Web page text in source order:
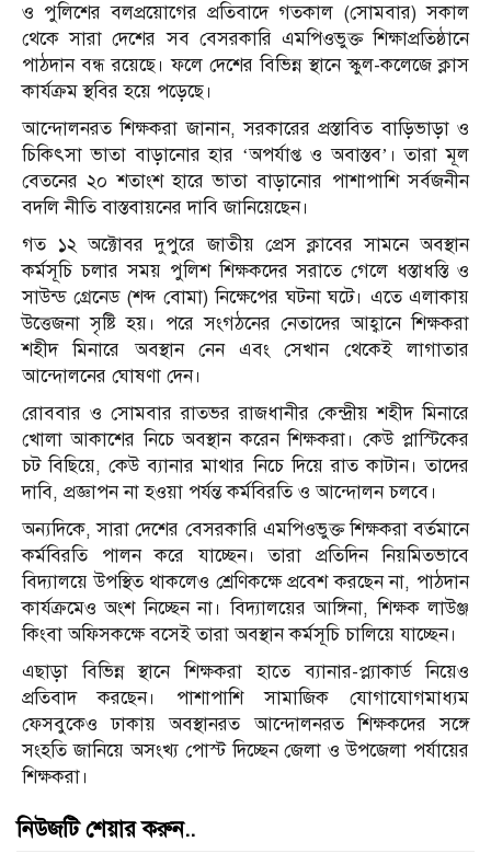
ও পুলিশের বলপ্রয়োগের প্রতিবাদে গতকাল (সোমবার) সকাল
থেকে সারা দেশের সব বেসরকারি এমপিওভুক্ত শিক্ষাপ্রতিষ্ঠানে
পাঠদান বন্ধ রয়েছে। ফলে দেশের বিভিন্ন স্থানে স্কুল-কলেজে ক্লাস
কার্যক্রম স্থবির হয়ে পড়েছে।
আন্দোলনরত শিক্ষকরা জানান, সরকারের প্রস্তাবিত বাড়িভাড়া ও
চিকিৎসা ভাতা বাড়ানোর হার ‘অপর্যাপ্ত ও অবাস্তব’। তারা মূল
বেতনের ২০ শতাংশ হারে ভাতা বাড়ানোর পাশাপাশি সর্বজনীন
বদলি নীতি বাস্তবায়নের দাবি জানিয়েছেন।
গত ১২ অক্টোবর দুপুরে জাতীয় প্রেস ক্লাবের সামনে অবস্থান
কর্মসূচি চলার সময় পুলিশ শিক্ষকদের সরাতে গেলে ধস্তাধস্তি ও
সাউন্ড গ্রেনেড (শব্দ বোমা) নিক্ষেপের ঘটনা ঘটে। এতে এলাকায়
উত্তেজনা সৃষ্টি হয়। পরে সংগঠনের নেতাদের আহ্বানে শিক্ষকরা
শহীদ মিনারে অবস্থান নেন এবং সেখান থেকেই লাগাতার
আন্দোলনের ঘোষণা দেন।
রোববার ও সোমবার রাতভর রাজধানীর কেন্দ্রীয় শহীদ মিনারে
খোলা আকাশের নিচে অবস্থান করেন শিক্ষকরা। কেউ প্লাস্টিকের
চট বিছিয়ে, কেউ ব্যানার মাথার নিচে দিয়ে রাত কাটান। তাদের
দাবি, প্রজ্ঞাপন না হওয়া পর্যন্ত কর্মবিরতি ও আন্দোলন চলবে।
অন্যদিকে, সারা দেশের বেসরকারি এমপিওভুক্ত শিক্ষকরা বর্তমানে
কর্মবিরতি পালন করে যাচ্ছেন। তারা প্রতিদিন নিয়মিতভাবে
বিদ্যালয়ে উপস্থিত থাকলেও শ্রেণিকক্ষে প্রবেশ করছেন না, পাঠদান
কার্যক্রমেও অংশ নিচ্ছেন না। বিদ্যালয়ের আঙ্গিনা, শিক্ষক লাউঞ্জ
কিংবা অফিসকক্ষে বসেই তারা অবস্থান কর্মসূচি চালিয়ে যাচ্ছেন।
এছাড়া বিভিন্ন স্থানে শিক্ষকরা হাতে ব্যানার-প্ল্যাকার্ড নিয়েও
প্রতিবাদ করছেন। পাশাপাশি সামাজিক যোগাযোগমাধ্যম
ফেসবুকেও ঢাকায় অবস্থানরত আন্দোলনরত শিক্ষকদের সঙ্গে
সংহতি জানিয়ে অসংখ্য পোস্ট দিচ্ছেন জেলা ও উপজেলা পর্যায়ের
শিক্ষকরা।
নিউজটি শেয়ার করুন..